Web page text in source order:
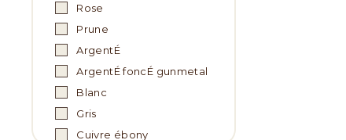
Rose
Prune
ArgentÉ
ArgentÉ foncÉ gunmetal
Blanc
Gris
Cuivre ébony